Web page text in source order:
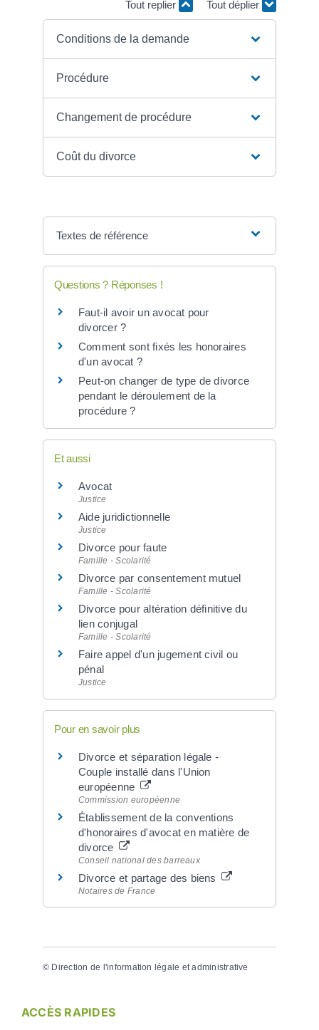
Tout replier Tout déplier
Conditions de la demande
Procédure
Changement de procédure
Coût du divorce
Textes de référence
Questions ? Réponses !
Faut-il avoir un avocat pour
divorcer ?
Comment sont fixés les honoraires
d'un avocat ?
Peut-on changer de type de divorce
pendant le déroulement de la
procédure ?
Et aussi
Avocat
Justice
Aide juridictionnelle
Justice
Divorce pour faute
Famille - Scolarité
Divorce par consentement mutuel
Famille - Scolarité
Divorce pour altération définitive du
lien conjugal
Famille - Scolarité
Faire appel d'un jugement civil ou
pénal
Justice
Pour en savoir plus
Divorce et séparation légale -
Couple installé dans l'Union
européenne
Commission européenne
Établissement de la conventions
d'honoraires d'avocat en matière de
divorce
Conseil national des barreaux
Divorce et partage des biens
Notaires de France
© Direction de l'information légale et administrative
ACCÈS RAPIDES